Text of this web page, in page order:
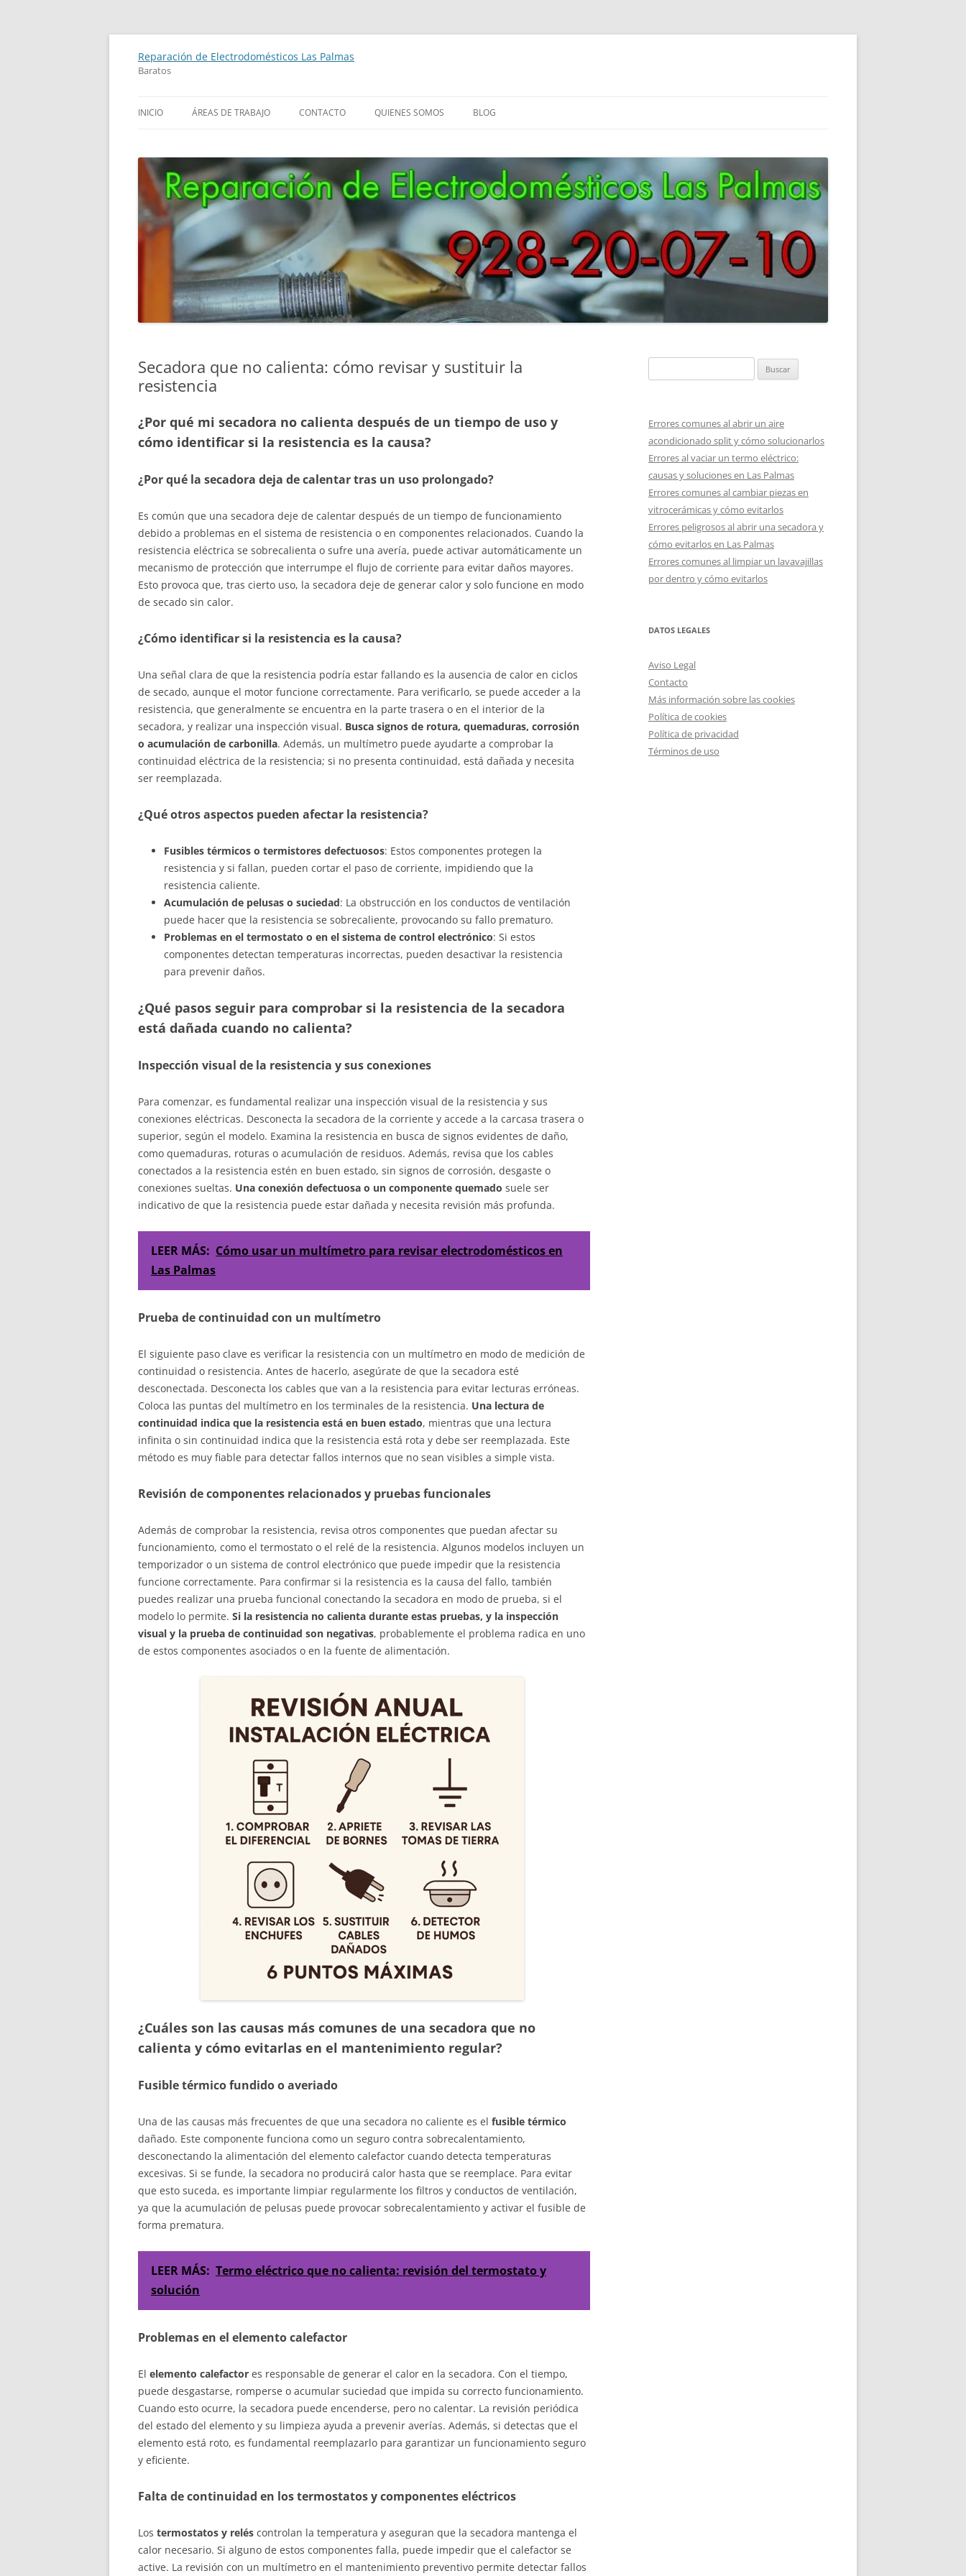
Saltar
contenido
Reparación de Electrodomésticos Las Palmas
Baratos
INICIO ÁREAS DE TRABAJO CONTACTO QUIENES SOMOS BLOG
Secadora que no calienta: cómo revisar y sustituir la
resistencia
¿Por qué mi secadora no calienta después de un tiempo de uso y
cómo identificar si la resistencia es la causa?
¿Por qué la secadora deja de calentar tras un uso prolongado?
Es común que una secadora deje de calentar después de un tiempo de funcionamiento
debido a problemas en el sistema de resistencia o en componentes relacionados. Cuando la
resistencia eléctrica se sobrecalienta o sufre una avería, puede activar automáticamente un
mecanismo de protección que interrumpe el flujo de corriente para evitar daños mayores.
Esto provoca que, tras cierto uso, la secadora deje de generar calor y solo funcione en modo
de secado sin calor.
¿Cómo identificar si la resistencia es la causa?
Una señal clara de que la resistencia podría estar fallando es la ausencia de calor en ciclos
de secado, aunque el motor funcione correctamente. Para verificarlo, se puede acceder a la
resistencia, que generalmente se encuentra en la parte trasera o en el interior de la
secadora, y realizar una inspección visual. Busca signos de rotura, quemaduras, corrosión
o acumulación de carbonilla. Además, un multímetro puede ayudarte a comprobar la
continuidad eléctrica de la resistencia; si no presenta continuidad, está dañada y necesita
ser reemplazada.
¿Qué otros aspectos pueden afectar la resistencia?
Fusibles térmicos o termistores defectuosos: Estos componentes protegen la
resistencia y si fallan, pueden cortar el paso de corriente, impidiendo que la
resistencia caliente.
Acumulación de pelusas o suciedad: La obstrucción en los conductos de ventilación
puede hacer que la resistencia se sobrecaliente, provocando su fallo prematuro.
Problemas en el termostato o en el sistema de control electrónico: Si estos
componentes detectan temperaturas incorrectas, pueden desactivar la resistencia
para prevenir daños.
¿Qué pasos seguir para comprobar si la resistencia de la secadora
está dañada cuando no calienta?
Inspección visual de la resistencia y sus conexiones
Para comenzar, es fundamental realizar una inspección visual de la resistencia y sus
conexiones eléctricas. Desconecta la secadora de la corriente y accede a la carcasa trasera o
superior, según el modelo. Examina la resistencia en busca de signos evidentes de daño,
como quemaduras, roturas o acumulación de residuos. Además, revisa que los cables
conectados a la resistencia estén en buen estado, sin signos de corrosión, desgaste o
conexiones sueltas. Una conexión defectuosa o un componente quemado suele ser
indicativo de que la resistencia puede estar dañada y necesita revisión más profunda.
LEER MÁS: Cómo usar un multímetro para revisar electrodomésticos en
Las Palmas
Prueba de continuidad con un multímetro
El siguiente paso clave es verificar la resistencia con un multímetro en modo de medición de
continuidad o resistencia. Antes de hacerlo, asegúrate de que la secadora esté
desconectada. Desconecta los cables que van a la resistencia para evitar lecturas erróneas.
Coloca las puntas del multímetro en los terminales de la resistencia. Una lectura de
continuidad indica que la resistencia está en buen estado, mientras que una lectura
infinita o sin continuidad indica que la resistencia está rota y debe ser reemplazada. Este
método es muy fiable para detectar fallos internos que no sean visibles a simple vista.
Revisión de componentes relacionados y pruebas funcionales
Además de comprobar la resistencia, revisa otros componentes que puedan afectar su
funcionamiento, como el termostato o el relé de la resistencia. Algunos modelos incluyen un
temporizador o un sistema de control electrónico que puede impedir que la resistencia
funcione correctamente. Para confirmar si la resistencia es la causa del fallo, también
puedes realizar una prueba funcional conectando la secadora en modo de prueba, si el
modelo lo permite. Si la resistencia no calienta durante estas pruebas, y la inspección
visual y la prueba de continuidad son negativas, probablemente el problema radica en uno
de estos componentes asociados o en la fuente de alimentación.
¿Cuáles son las causas más comunes de una secadora que no
calienta y cómo evitarlas en el mantenimiento regular?
Fusible térmico fundido o averiado
Una de las causas más frecuentes de que una secadora no caliente es el fusible térmico
dañado. Este componente funciona como un seguro contra sobrecalentamiento,
desconectando la alimentación del elemento calefactor cuando detecta temperaturas
excesivas. Si se funde, la secadora no producirá calor hasta que se reemplace. Para evitar
que esto suceda, es importante limpiar regularmente los filtros y conductos de ventilación,
ya que la acumulación de pelusas puede provocar sobrecalentamiento y activar el fusible de
forma prematura.
LEER MÁS: Termo eléctrico que no calienta: revisión del termostato y
solución
Problemas en el elemento calefactor
El elemento calefactor es responsable de generar el calor en la secadora. Con el tiempo,
puede desgastarse, romperse o acumular suciedad que impida su correcto funcionamiento.
Cuando esto ocurre, la secadora puede encenderse, pero no calentar. La revisión periódica
del estado del elemento y su limpieza ayuda a prevenir averías. Además, si detectas que el
elemento está roto, es fundamental reemplazarlo para garantizar un funcionamiento seguro
y eficiente.
Falta de continuidad en los termostatos y componentes eléctricos
Los termostatos y relés controlan la temperatura y aseguran que la secadora mantenga el
calor necesario. Si alguno de estos componentes falla, puede impedir que el calefactor se
active. La revisión con un multímetro en el mantenimiento preventivo permite detectar fallos
Errores comunes al abrir un aire
acondicionado split y cómo solucionarlos
Errores al vaciar un termo eléctrico:
causas y soluciones en Las Palmas
Errores comunes al cambiar piezas en
vitrocerámicas y cómo evitarlos
Errores peligrosos al abrir una secadora y
cómo evitarlos en Las Palmas
Errores comunes al limpiar un lavavajillas
por dentro y cómo evitarlos
DATOS LEGALES
Aviso Legal
Contacto
Más información sobre las cookies
Política de cookies
Política de privacidad
Términos de uso